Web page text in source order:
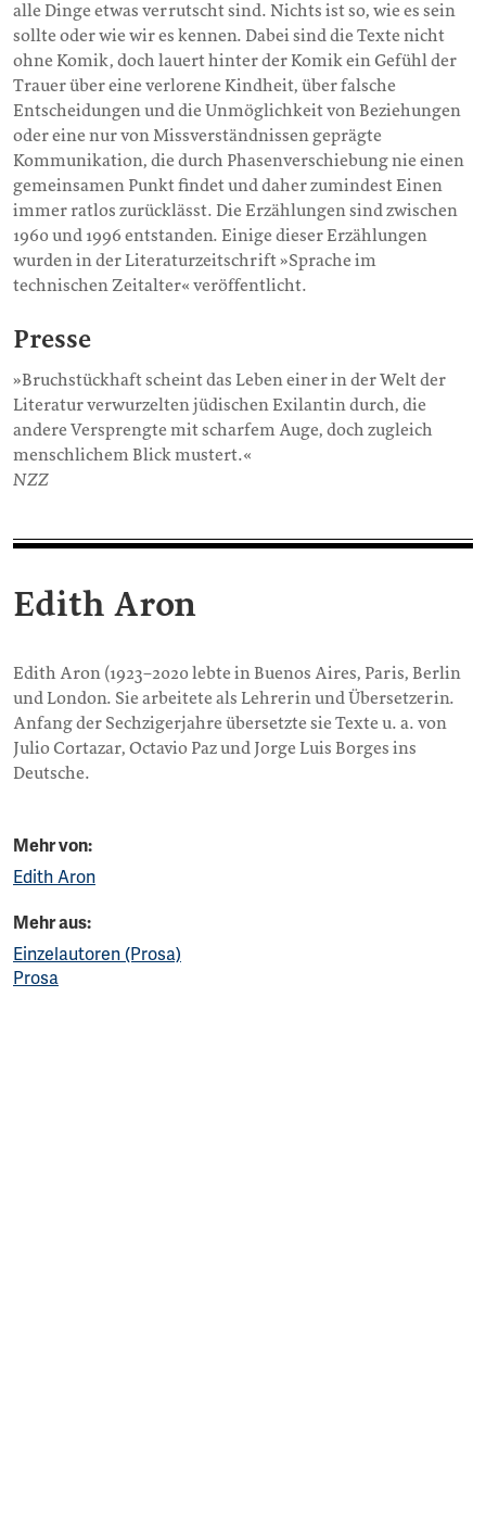
alle Dinge etwas verrutscht sind. Nichts ist so, wie es sein
sollte oder wie wir es kennen. Dabei sind die Texte nicht
ohne Komik, doch lauert hinter der Komik ein Gefühl der
Trauer über eine verlorene Kindheit, über falsche
Entscheidungen und die Unmöglichkeit von Beziehungen
oder eine nur von Missverständnissen geprägte
Kommunikation, die durch Phasenverschiebung nie einen
gemeinsamen Punkt findet und daher zumindest Einen
immer ratlos zurücklässt. Die Erzählungen sind zwischen
1960 und 1996 entstanden. Einige dieser Erzählungen
wurden in der Literaturzeitschrift »Sprache im
technischen Zeitalter« veröffentlicht.
Presse
»Bruchstückhaft scheint das Leben einer in der Welt der
Literatur verwurzelten jüdischen Exilantin durch, die
andere Versprengte mit scharfem Auge, doch zugleich
menschlichem Blick mustert.«
NZZ
Edith Aron
Edith Aron (1923–2020 lebte in Buenos Aires, Paris, Berlin
und London. Sie arbeitete als Lehrerin und Übersetzerin.
Anfang der Sechzigerjahre übersetzte sie Texte u. a. von
Julio Cortazar, Octavio Paz und Jorge Luis Borges ins
Deutsche.
Mehr von:
Edith Aron
Mehr aus:
Einzelautoren (Prosa)
Prosa